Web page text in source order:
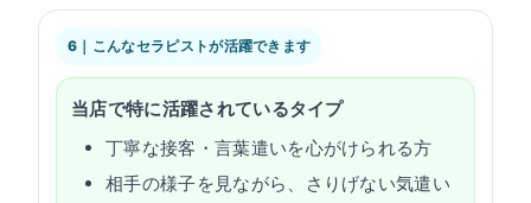
6｜こんなセラピストが活躍できます
当店で特に活躍されているタイプ
丁寧な接客・言葉遣いを心がけられる方
相手の様子を見ながら、さりげない気遣い